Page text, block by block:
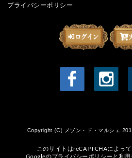
プライバシーポリシー
Copyright (C) メゾン・ド・マルシェ
このサイトはreCAPTCHAによっ
Googleのプライバシーポリシー と 利用